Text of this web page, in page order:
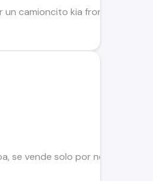
camioncito kia frontier o
se vende solo por no uso,